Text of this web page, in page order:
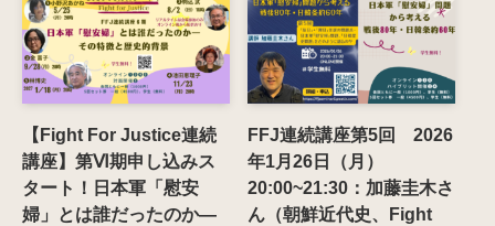
【Fight For Justice連続
講座】第Ⅵ期申し込みス
タート！日本軍「慰安
婦」とは誰だったのか―
FFJ連続講座第5回 2026
年1月26日（月）
20:00~21:30：加藤圭木さ
ん（朝鮮近代史、Fight